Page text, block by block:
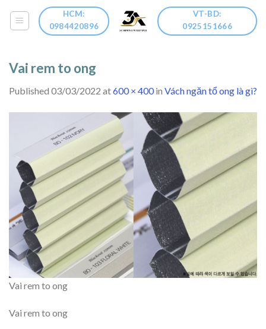
HCM:
0984420896
VT-BD:
0925151666
Vai rem to ong
Published 03/03/2022 at600 × 400in Vách ngăn tổ ong là gì?
Vai rem to ong
Vai rem to ong